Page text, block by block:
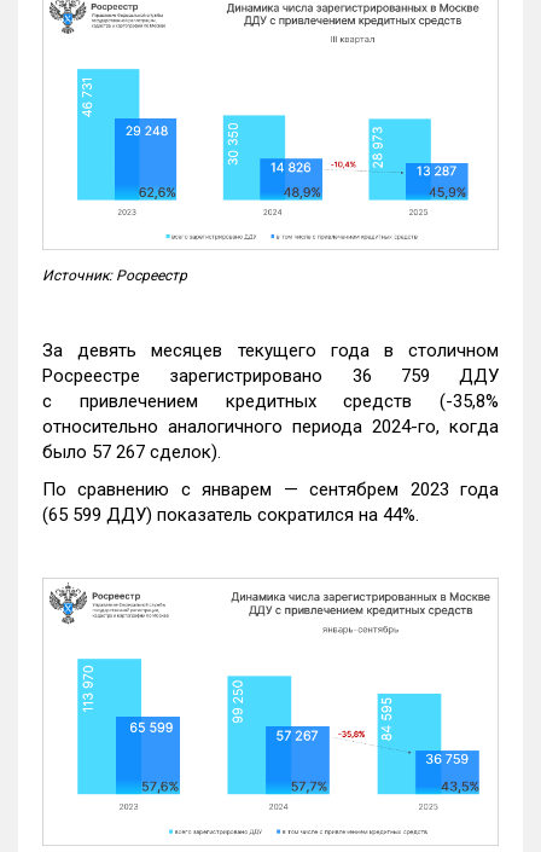
Источник: Росреестр
За девять месяцев текущего года в столичном
Росреестре зарегистрировано 36 759 ДДУ
с привлечением кредитных средств (-35,8%
относительно аналогичного периода 2024-го, когда
было 57 267 сделок).
По сравнению с январем — сентябрем 2023 года
(65 599 ДДУ) показатель сократился на 44%.